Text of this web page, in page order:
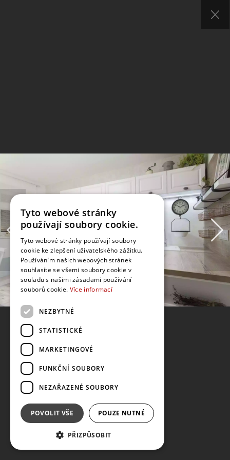
Tyto webové stránky
používají soubory cookie.
Tyto webové stránky používají soubory
cookie ke zlepšení uživatelského zážitku.
Používáním našich webových stránek
souhlasíte se všemi soubory cookie v
souladu s našimi zásadami používání
souborů cookie. Více informací
NEZBYTNÉ
STATISTICKÉ
MARKETINGOVÉ
FUNKČNÍ SOUBORY
NEZAŘAZENÉ SOUBORY
POVOLIT VŠE POUZE NUTNÉ
PŘIZPŮSOBIT